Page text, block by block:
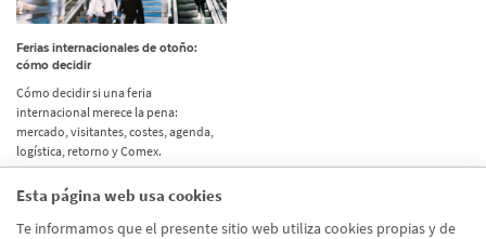
Esta página web usa cookies
Te informamos que el presente sitio web utiliza cookies propias y de
Ferias internacionales de otoño:
cómo decidir
Cómo decidir si una feria
internacional merece la pena:
mercado, visitantes, costes, agenda,
logística, retorno y Comex.
Etiquetas